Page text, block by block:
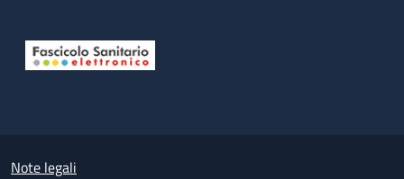
Small prints
Note legali